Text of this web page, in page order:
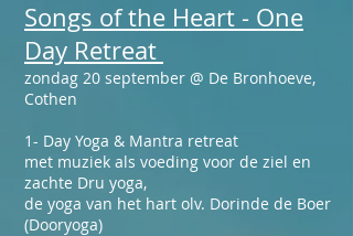
Songs of the Heart - One
Day Retreat
zondag 20 september @ De Bronhoeve,
Cothen
1- Day Yoga & Mantra retreat
met muziek als voeding voor de ziel en
zachte Dru yoga,
de yoga van het hart olv. Dorinde de Boer
(Dooryoga)